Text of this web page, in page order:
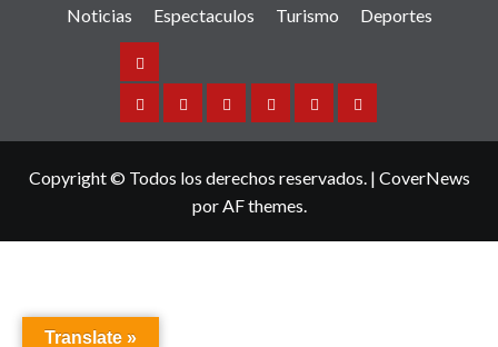
Noticias Espectaculos Turismo Deportes
Noticias
SinaloaNacionalInternacionalEspectaculos
TurismoDeportes
Copyright © Todos los derechos reservados. | CoverNews
por AF themes.
Translate »